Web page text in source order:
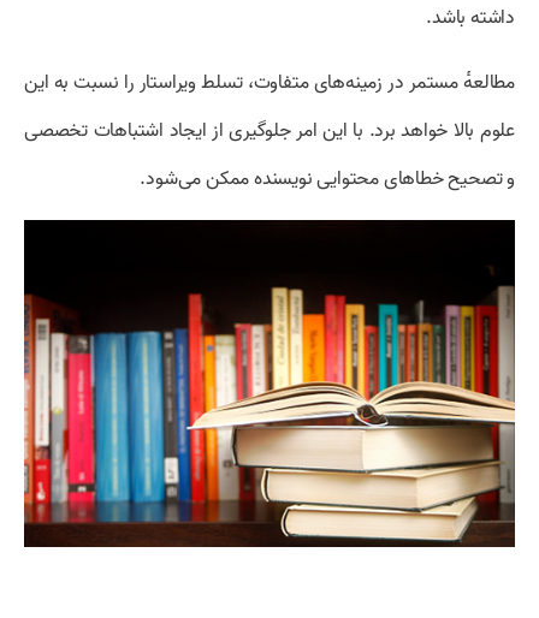
داشته باشد.
مطالعهٔ مستمر در زمینه‌های متفاوت، تسلط ویراستار را نسبت به این
علوم بالا خواهد برد. با این امر جلوگیری از ایجاد اشتباهات تخصصی
و تصحیح خطاهای محتوایی نویسنده ممکن می‌شود.